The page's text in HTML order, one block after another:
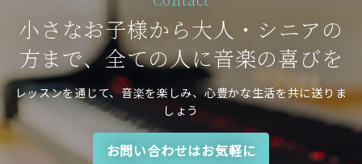
小さなお子様から大人・シニアの
方まで、全ての人に音楽の喜びを
レッスンを通じて、音楽を楽しみ、心豊かな生活を共に送りま
しょう
お問い合わせはお気軽に